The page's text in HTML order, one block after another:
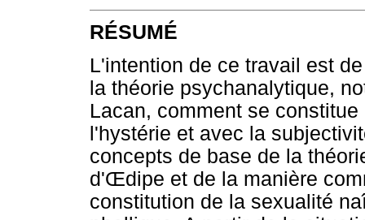
RÉSUMÉ
L'intention de ce travail est
la théorie psychanalytique,
Lacan, comment se
l'hystérie et avec la
concepts de base de la
d'Œdipe et de la manière
constitution de la sexualité